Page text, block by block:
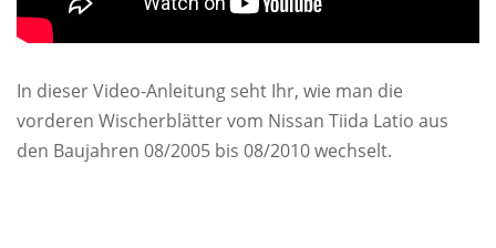
In dieser Video-Anleitung seht Ihr, wie man die
vorderen Wischerblätter vom Nissan Tiida Latio aus
den Baujahren 08/2005 bis 08/2010 wechselt.